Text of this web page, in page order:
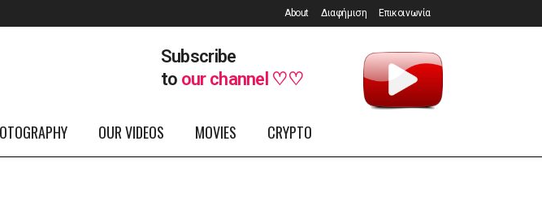
About Διαφήμιση Επικοινωνία
Subscribe
to our channel ♡♡
OUR VIDEOS MOVIES CRYPTO